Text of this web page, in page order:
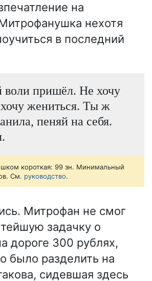
на
нехотя
в последний
воли пришёл. Не хочу
жениться. Ты ж
пеняй на себя.
короткая: 99 зн. Минимальный
См. руководство.
Митрофан не смог
задачку о
дороге 300 рублях,
было разделить на
сидевшая здесь